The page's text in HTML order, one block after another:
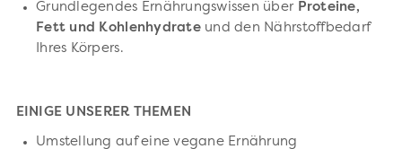
Grundlegendes Ernährungswissen über Proteine,
Fett und Kohlenhydrate und den Nährstoffbedarf
Ihres Körpers.
EINIGE UNSERER THEMEN
Umstellung auf eine vegane Ernährung